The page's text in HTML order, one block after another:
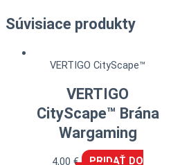
Súvisiace produkty
VERTIGO CityScape™
VERTIGO
CityScape™ Brána
Wargaming
4,00€
PRIDAŤ DO